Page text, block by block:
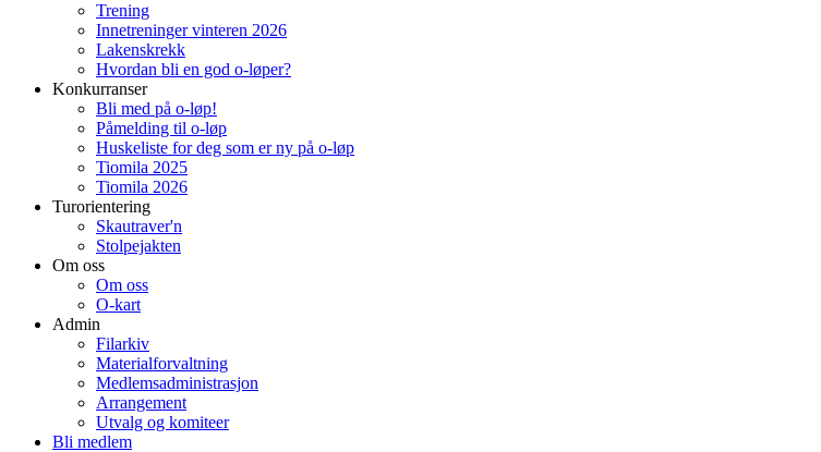
Trening
Innetreninger vinteren 2026
Lakenskrekk
Hvordan bli en god o-løper?
Konkurranser
Bli med på o-løp!
Påmelding til o-løp
Huskeliste for deg som er ny på o-løp
Tiomila 2025
Tiomila 2026
Turorientering
Skautraver'n
Stolpejakten
Om oss
Om oss
O-kart
Admin
Filarkiv
Materialforvaltning
Medlemsadministrasjon
Arrangement
Utvalg og komiteer
Bli medlem